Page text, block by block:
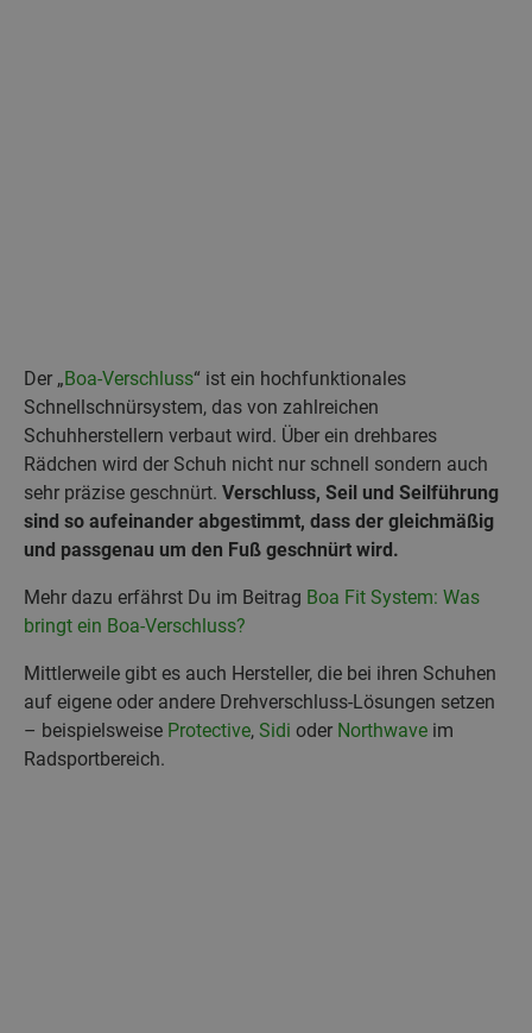
Der „Boa-Verschluss“ ist ein hochfunktionales
Schnellschnürsystem, das von zahlreichen
Schuhherstellern verbaut wird. Über ein drehbares
Rädchen wird der Schuh nicht nur schnell sondern auch
sehr präzise geschnürt. Verschluss, Seil und Seilführung
sind so aufeinander abgestimmt, dass der gleichmäßig
und passgenau um den Fuß geschnürt wird.
Mehr dazu erfährst Du im Beitrag Boa Fit System: Was
bringt ein Boa-Verschluss?
Mittlerweile gibt es auch Hersteller, die bei ihren Schuhen
auf eigene oder andere Drehverschluss-Lösungen setzen
– beispielsweise Protective, Sidi oder Northwave im
Radsportbereich.